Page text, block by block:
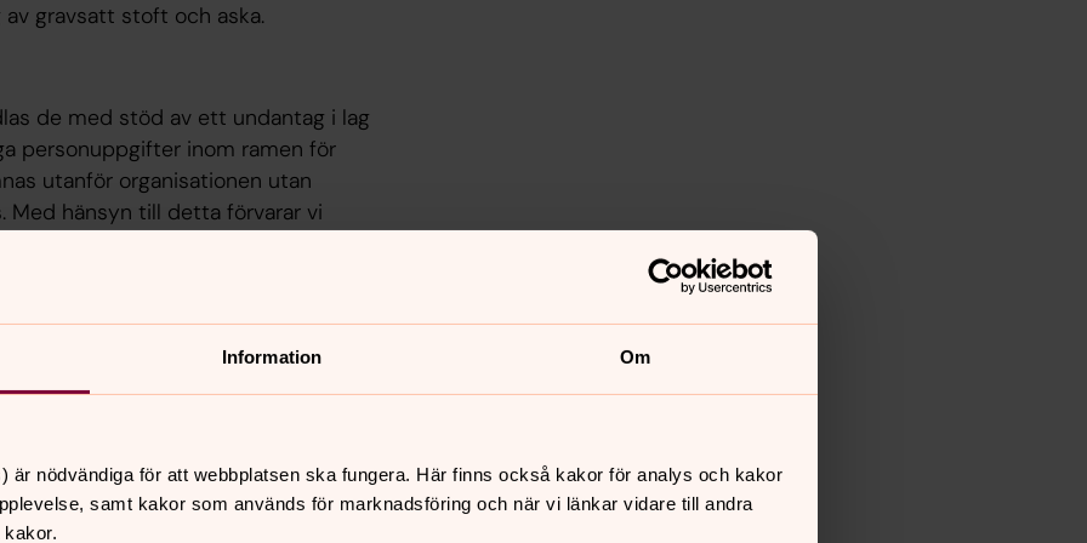
Information Om
är nödvändiga för att webbplatsen ska fungera. Här finns också kakor för analys och kakor
samt kakor som används för marknadsföring och när vi länkar vidare till andra
gravsatt stoft och aska.
de med stöd av ett undantag i lag
personuppgifter inom ramen för
utanför organisationen utan
Med hänsyn till detta förvarar vi
mappar och det som eventuellt
lösenordsskyddas.
är vanligtvis namn, adress,
förhållanden. Känsliga